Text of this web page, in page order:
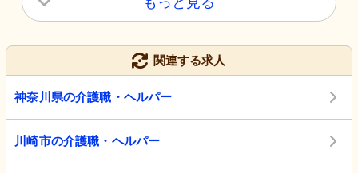
関連する求人
神奈川県の介護職・ヘルパー
川崎市の介護職・ヘルパー